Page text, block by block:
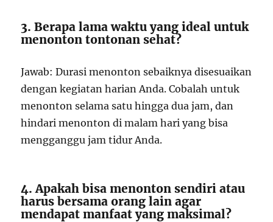
3. Berapa lama waktu yang ideal untuk
menonton tontonan sehat?
Jawab: Durasi menonton sebaiknya disesuaikan
dengan kegiatan harian Anda. Cobalah untuk
menonton selama satu hingga dua jam, dan
hindari menonton di malam hari yang bisa
mengganggu jam tidur Anda.
4. Apakah bisa menonton sendiri atau
harus bersama orang lain agar
mendapat manfaat yang maksimal?